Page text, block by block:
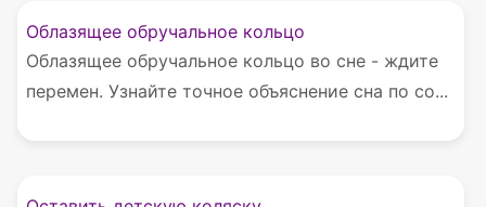
Облазящее обручальное кольцо
Облазящее обручальное кольцо во сне - ждите
перемен. Узнайте точное объяснение сна по со...